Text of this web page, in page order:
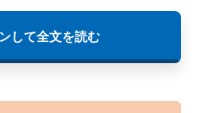
して全文を読む